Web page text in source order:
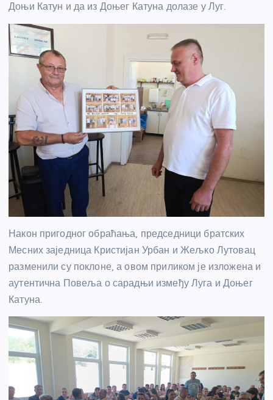
Доњи Катун и да из Доњег Катуна долазе у Луг.
Након пригодног обраћања, председници братских
Месних заједница Кристијан Урбан и Жељко Лутовац
разменили су поклоне, а овом приликом је изложена и
аутентична Повеља о сарадњи између Луга и Доњег
Катуна.